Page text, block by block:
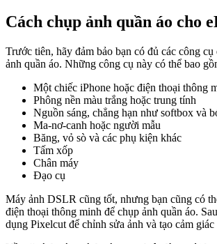
Cách chụp ảnh quần áo cho
Trước tiên, hãy đảm bảo bạn có đủ các công cụ
ảnh quần áo. Những công cụ này có thể bao
Một chiếc iPhone hoặc điện thoại thông
Phông nền màu trắng hoặc trung tính
Nguồn sáng, chẳng hạn như softbox và
Ma-nơ-canh hoặc người mẫu
Băng, vỏ sò và các phụ kiện khác
Tấm xốp
Chân máy
Đạo cụ
Máy ảnh DSLR cũng tốt, nhưng bạn cũng có
điện thoại thông minh để chụp ảnh quần áo.
dụng Pixelcut để chỉnh sửa ảnh và tạo cảm